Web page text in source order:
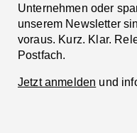
Unternehmen oder
unserem Newsletter
voraus. Kurz. Klar.
Postfach.
Jetzt anmelden und